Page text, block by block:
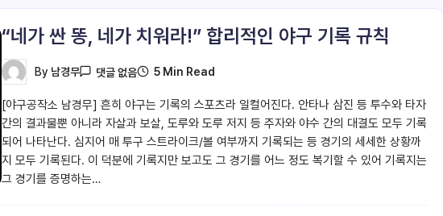
“네가 싼 똥, 네가 치워라!” 합리적인 야구 기록 규칙
By 남경무 댓글 없음 5 Min Read
[야구공작소 남경무] 흔히 야구는 기록의 스포츠라 일컬어진다. 안타나 삼진 등 투수와 타자
간의 결과물뿐 아니라 자살과 보살, 도루와 도루 저지 등 주자와 야수 간의 대결도 모두 기록
되어 나타난다. 심지어 매 투구 스트라이크/볼 여부까지 기록되는 등 경기의 세세한 상황까
지 모두 기록된다. 이 덕분에 기록지만 보고도 그 경기를 어느 정도 복기할 수 있어 기록지는
그 경기를 증명하는…